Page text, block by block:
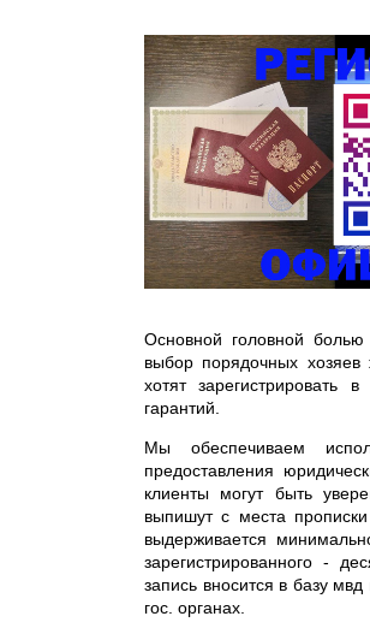
Основной головной
выбор порядочных
хотят зарегистрировать
гарантий.
Мы обеспечиваем
предоставления
клиенты могут быть
выпишут с места
выдерживается
зарегистрированного -
запись вносится в базу
гос. органах.